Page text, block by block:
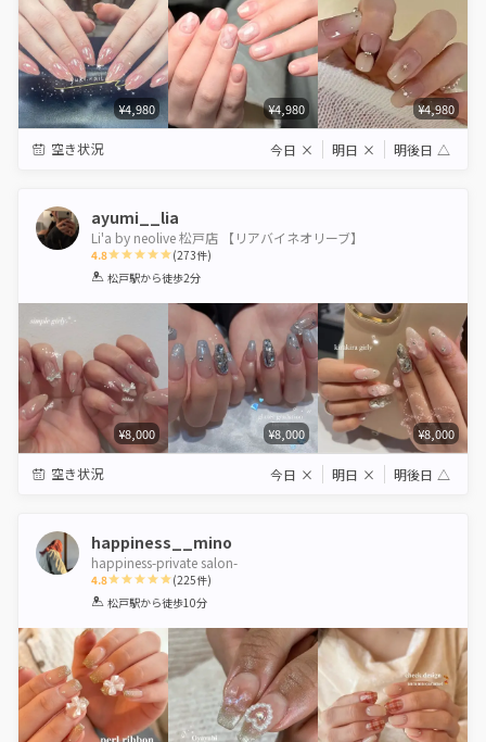
¥4,980 ¥4,980 ¥4,980
空き状況 今日 × 明日 × 明後日 △
ayumi__lia
Li'a by neolive 松戸店 【リアバイネオリーブ】
4.8
1 2 3 4 5
(273件)
松戸駅から徒歩2分
¥8,000 ¥8,000 ¥8,000
空き状況 今日 × 明日 × 明後日 △
happiness__mino
happiness-private salon-
4.8
1 2 3 4 5
(225件)
松戸駅から徒歩10分